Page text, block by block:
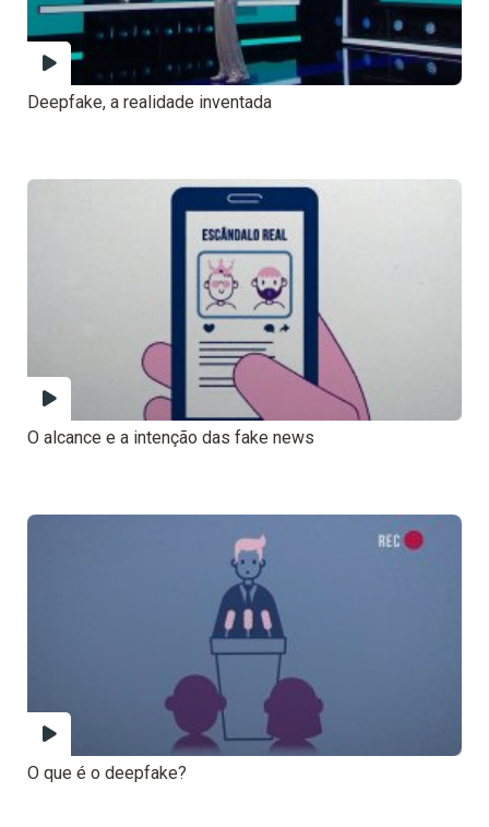
Deepfake, a realidade inventada
O alcance e a intenção das fake news
O que é o deepfake?